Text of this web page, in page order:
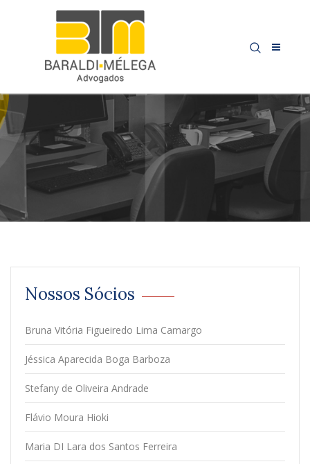
Nossos Sócios
Bruna Vitória Figueiredo Lima Camargo
Jéssica Aparecida Boga Barboza
Stefany de Oliveira Andrade
Flávio Moura Hioki
Maria DI Lara dos Santos Ferreira